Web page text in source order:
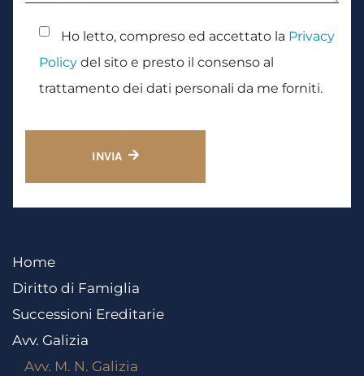
Ho letto, compreso ed accettato la Privacy
Policy del sito e presto il consenso al
trattamento dei dati personali da me forniti.
INVIA
Home
Diritto di Famiglia
Successioni Ereditarie
Avv. Galizia
Avv. M. N. Galizia